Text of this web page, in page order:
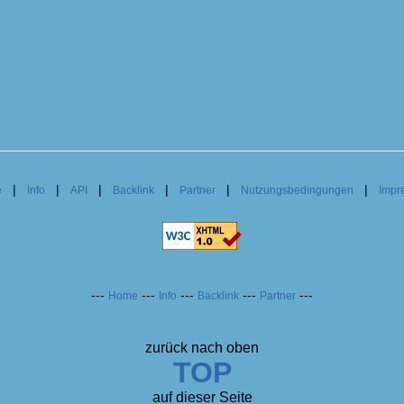
| Info | API | Backlink| Partner| Nutzungsbedingungen |
--- Home --- Info --- Backlink --- Partner ---
zurück nach oben
TOP
auf dieser Seite